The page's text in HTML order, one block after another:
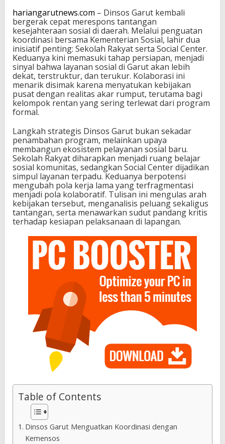
hariangarutnews.com – Dinsos Garut kembali
bergerak cepat merespons tantangan
kesejahteraan sosial di daerah. Melalui penguatan
koordinasi bersama Kementerian Sosial, lahir dua
inisiatif penting: Sekolah Rakyat serta Social Center.
Keduanya kini memasuki tahap persiapan, menjadi
sinyal bahwa layanan sosial di Garut akan lebih
dekat, terstruktur, dan terukur. Kolaborasi ini
menarik disimak karena menyatukan kebijakan
pusat dengan realitas akar rumput, terutama bagi
kelompok rentan yang sering terlewat dari program
formal.
Langkah strategis Dinsos Garut bukan sekadar
penambahan program, melainkan upaya
membangun ekosistem pelayanan sosial baru.
Sekolah Rakyat diharapkan menjadi ruang belajar
sosial komunitas, sedangkan Social Center dijadikan
simpul layanan terpadu. Keduanya berpotensi
mengubah pola kerja lama yang terfragmentasi
menjadi pola kolaboratif. Tulisan ini mengulas arah
kebijakan tersebut, menganalisis peluang sekaligus
tantangan, serta menawarkan sudut pandang kritis
terhadap kesiapan pelaksanaan di lapangan.
Table of Contents
Dinsos Garut Menguatkan Koordinasi dengan
Kemensos